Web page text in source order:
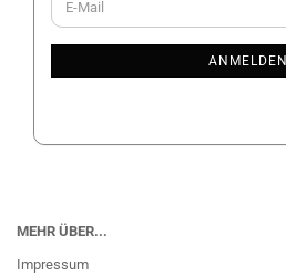
ZUR
E-
Mail
ANMELDEN
MEHR ÜBER...
Impressum